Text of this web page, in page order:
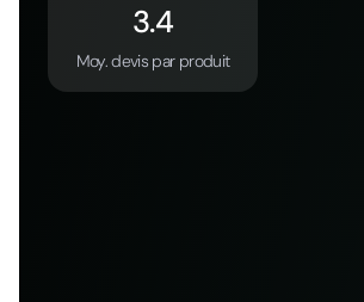
3.4
Moy. devis par produit